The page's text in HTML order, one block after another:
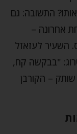
התשובה: גם
אחרונה –
השעיר לעזאזל
"בבקשה קח,
– הקורבן